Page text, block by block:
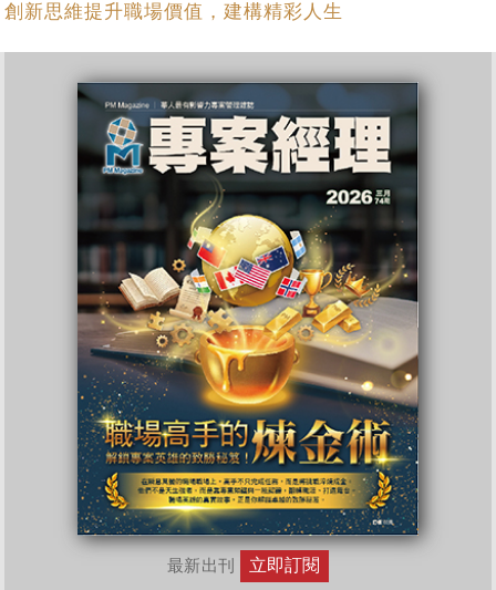
創新思維提升職場價值，建構精彩人生
最新出刊 立即訂閱